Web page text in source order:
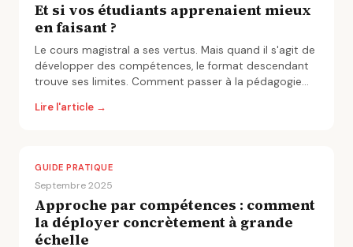
Et si vos étudiants apprenaient mieux
en faisant ?
Le cours magistral a ses vertus. Mais quand il s'agit de
développer des compétences, le format descendant
trouve ses limites. Comment passer à la pédagogie
Lire l'article →
GUIDE PRATIQUE
Septembre 2025
Approche par compétences : comment
la déployer concrètement à grande
échelle